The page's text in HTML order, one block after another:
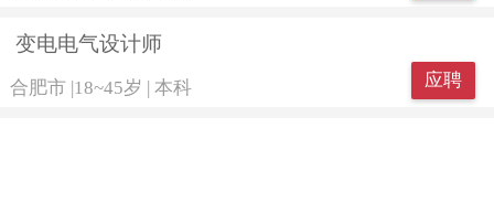
变电电气设计师
合肥市 |18~45岁 | 本科 应聘